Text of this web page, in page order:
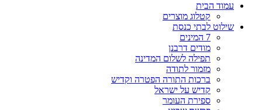
עמוד הבית
קטלוג מוצרים
שילוט לבתי כנסת
7 המינים
מודים דרבנן
תפילה לשלום המדינה
מזמור לתודה
ברכות התורה הפטרה וקדיש
קדיש על ישראל
ספירת העומר